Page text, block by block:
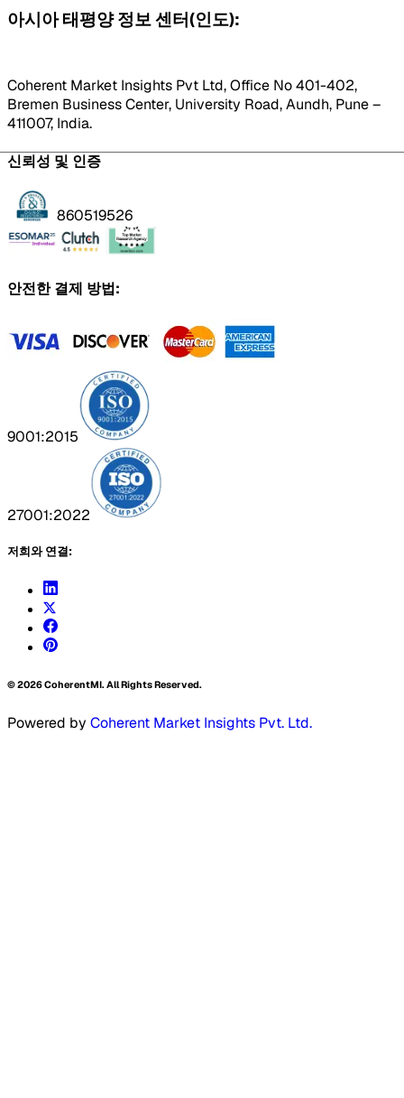
아시아 태평양 정보 센터(인도):
Coherent Market Insights Pvt Ltd, Office No 401-402,
Bremen Business Center, University Road, Aundh, Pune –
411007, India.
신뢰성 및 인증
860519526
안전한 결제 방법:
9001:2015
27001:2022
저희와 연결:
©2026CoherentMI. All Rights Reserved.
Powered by Coherent Market Insights Pvt. Ltd.